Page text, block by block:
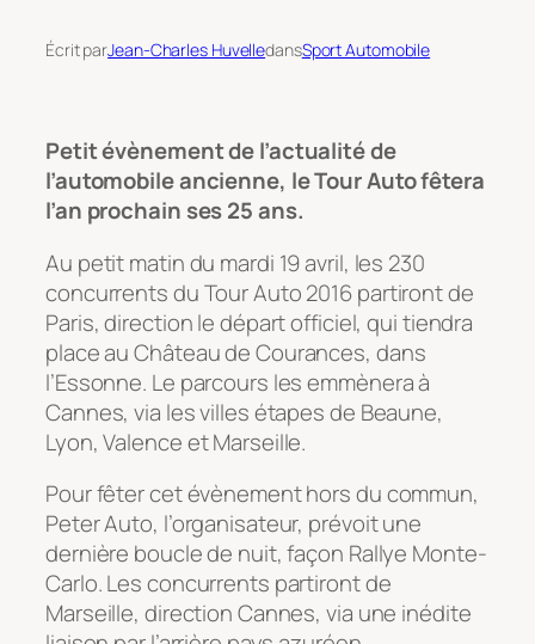
Écrit parJean-Charles HuvelledansSport Automobile
Petit évènement de l’actualité de
l’automobile ancienne, le Tour Auto fêtera
l’an prochain ses 25 ans.
Au petit matin du mardi 19 avril, les 230
concurrents du Tour Auto 2016 partiront de
Paris, direction le départ officiel, qui tiendra
place au Château de Courances, dans
l’Essonne. Le parcours les emmènera à
Cannes, via les villes étapes de Beaune,
Lyon, Valence et Marseille.
Pour fêter cet évènement hors du commun,
Peter Auto, l’organisateur, prévoit une
dernière boucle de nuit, façon Rallye Monte-
Carlo. Les concurrents partiront de
Marseille, direction Cannes, via une inédite